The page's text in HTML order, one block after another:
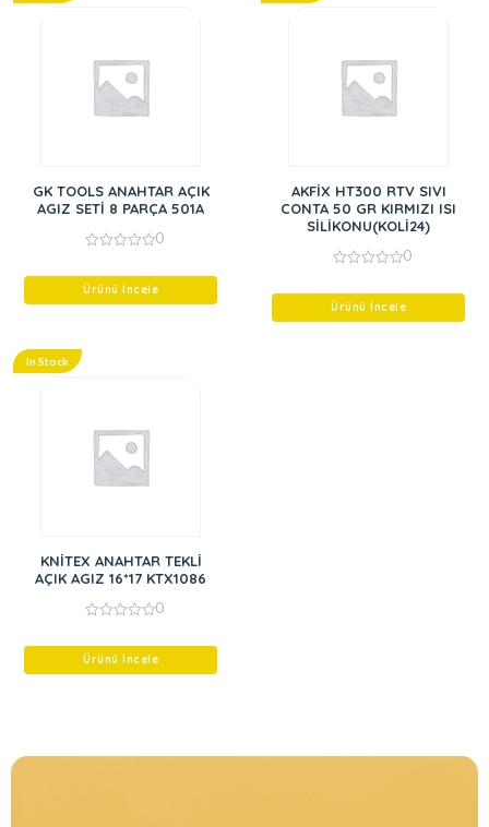
GK TOOLS ANAHTAR AÇIK
AGIZ SETİ 8 PARÇA 501A
of
0
Ürünü İncele
AKFİX HT300 RTV SIVI
CONTA 50 GR KIRMIZI ISI
SİLİKONU(KOLİ24)
of
0
Ürünü İncele
In Stock
KNİTEX ANAHTAR TEKLİ
AÇIK AGIZ 16*17 KTX1086
of
0
Ürünü İncele